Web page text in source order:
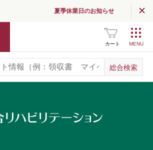
夏季休業日のお知らせ
カート